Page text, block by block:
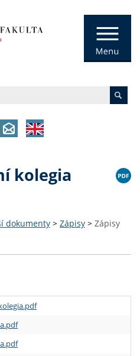
kolegia
dokumenty > Zápisy > Zápisy